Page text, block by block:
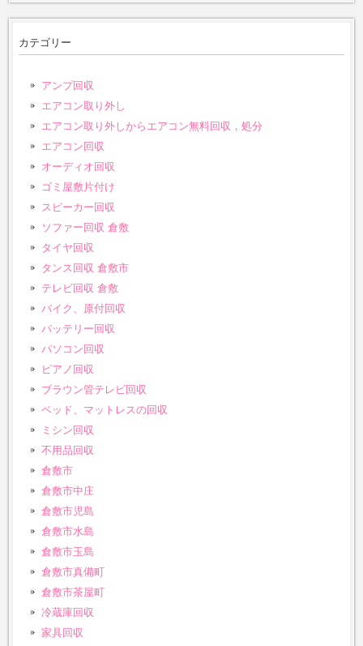
カテゴリー
アンプ回収
エアコン取り外し
エアコン取り外しからエアコン無料回収，処分
エアコン回収
オーディオ回収
ゴミ屋敷片付け
スピーカー回収
ソファー回収 倉敷
タイヤ回収
タンス回収 倉敷市
テレビ回収 倉敷
バイク、原付回収
バッテリー回収
パソコン回収
ピアノ回収
ブラウン管テレビ回収
ベッド、マットレスの回収
ミシン回収
不用品回収
倉敷市
倉敷市中庄
倉敷市児島
倉敷市水島
倉敷市玉島
倉敷市真備町
倉敷市茶屋町
冷蔵庫回収
家具回収